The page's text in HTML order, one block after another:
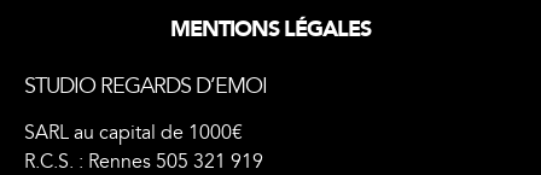
MENTIONS LÉGALES
STUDIO REGARDS D’EMOI
SARL au capital de 1000€
R.C.S. : Rennes 505 321 919